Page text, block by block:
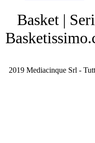
Basket |
2019 Mediacinque Srl -